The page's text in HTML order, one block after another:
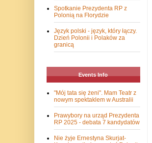
Spotkanie Prezydenta RP z
Polonią na Florydzie
Język polski - język, który łączy.
Dzień Polonii i Polaków za
granicą
Events Info
"Mój tata się żeni". Mam Teatr z
nowym spektaklem w Australii
Prawybory na urząd Prezydenta
RP 2025 - debata 7 kandydatów
Nie żyje Ernestyna Skurjat-